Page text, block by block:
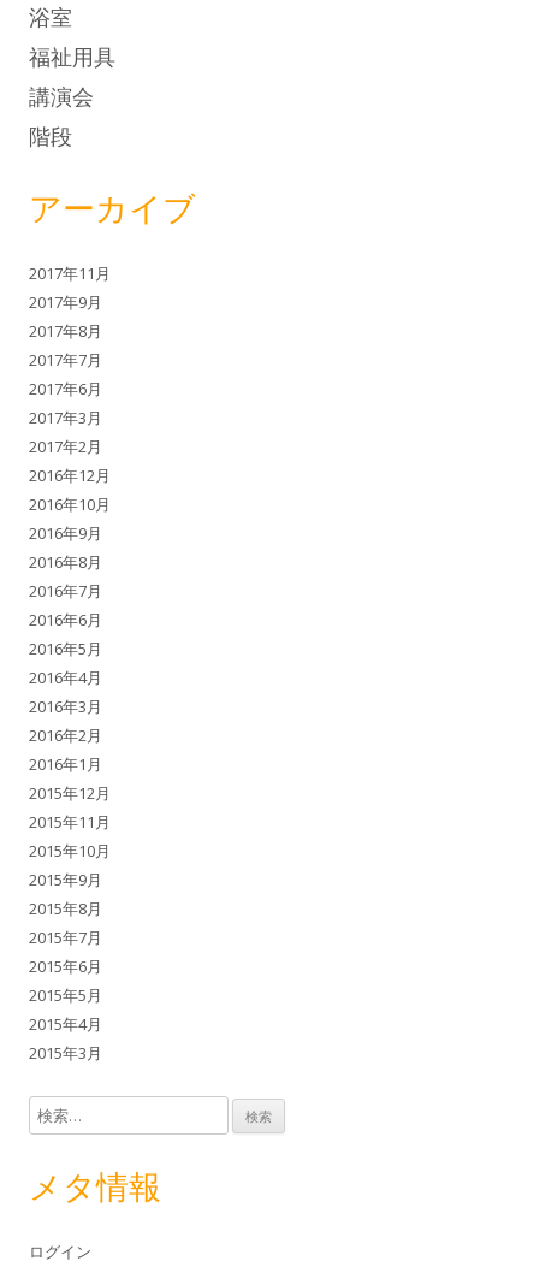
浴室
福祉用具
講演会
階段
アーカイブ
2017年11月
2017年9月
2017年8月
2017年7月
2017年6月
2017年3月
2017年2月
2016年12月
2016年10月
2016年9月
2016年8月
2016年7月
2016年6月
2016年5月
2016年4月
2016年3月
2016年2月
2016年1月
2015年12月
2015年11月
2015年10月
2015年9月
2015年8月
2015年7月
2015年6月
2015年5月
2015年4月
2015年3月
検索:
メタ情報
ログイン